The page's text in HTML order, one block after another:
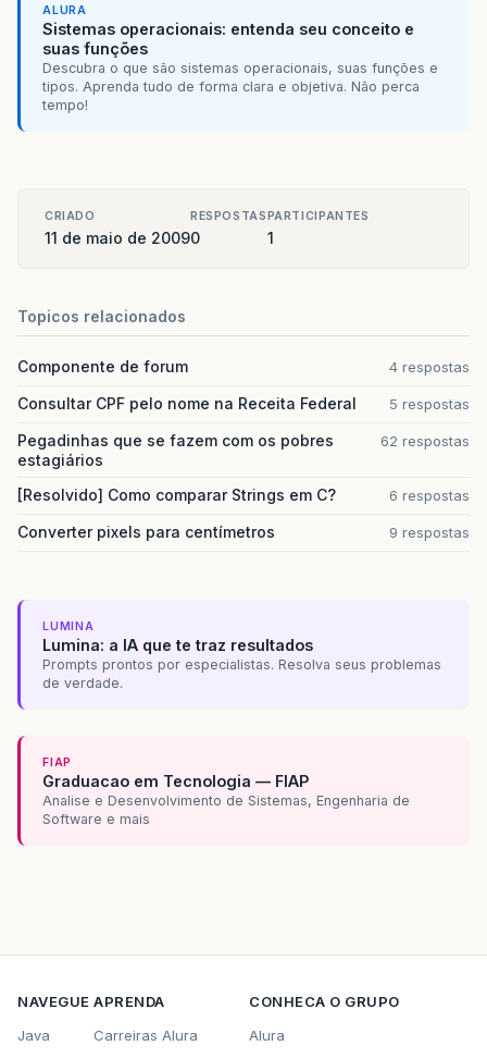
ALURA
Sistemas operacionais: entenda seu conceito e
suas funções
Descubra o que são sistemas operacionais, suas funções e
tipos. Aprenda tudo de forma clara e objetiva. Não perca
tempo!
CRIADO
11 de maio de 2009
RESPOSTAS
0
PARTICIPANTES
1
Topicos relacionados
Componente de forum 4 respostas
Consultar CPF pelo nome na Receita Federal 5 respostas
Pegadinhas que se fazem com os pobres
estagiários
62 respostas
[Resolvido] Como comparar Strings em C? 6 respostas
Converter pixels para centímetros 9 respostas
LUMINA
Lumina: a IA que te traz resultados
Prompts prontos por especialistas. Resolva seus problemas
de verdade.
FIAP
Graduacao em Tecnologia — FIAP
Analise e Desenvolvimento de Sistemas, Engenharia de
Software e mais
NAVEGUE
Java
APRENDA
Carreiras Alura
CONHECA O GRUPO
Alura